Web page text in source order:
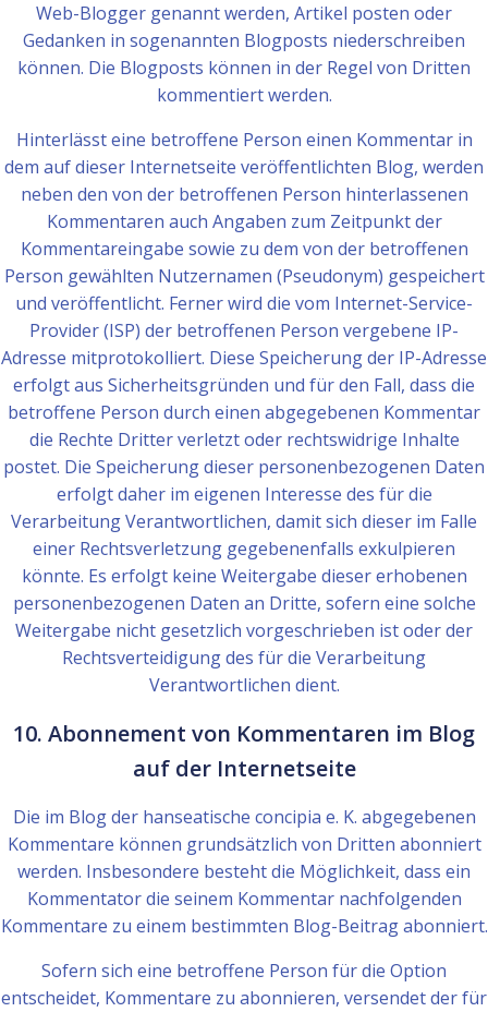
Web-Blogger genannt werden, Artikel posten oder
Gedanken in sogenannten Blogposts niederschreiben
können. Die Blogposts können in der Regel von Dritten
kommentiert werden.
Hinterlässt eine betroffene Person einen Kommentar in
dem auf dieser Internetseite veröffentlichten Blog, werden
neben den von der betroffenen Person hinterlassenen
Kommentaren auch Angaben zum Zeitpunkt der
Kommentareingabe sowie zu dem von der betroffenen
Person gewählten Nutzernamen (Pseudonym) gespeichert
und veröffentlicht. Ferner wird die vom Internet-Service-
Provider (ISP) der betroffenen Person vergebene IP-
Adresse mitprotokolliert. Diese Speicherung der IP-Adresse
erfolgt aus Sicherheitsgründen und für den Fall, dass die
betroffene Person durch einen abgegebenen Kommentar
die Rechte Dritter verletzt oder rechtswidrige Inhalte
postet. Die Speicherung dieser personenbezogenen Daten
erfolgt daher im eigenen Interesse des für die
Verarbeitung Verantwortlichen, damit sich dieser im Falle
einer Rechtsverletzung gegebenenfalls exkulpieren
könnte. Es erfolgt keine Weitergabe dieser erhobenen
personenbezogenen Daten an Dritte, sofern eine solche
Weitergabe nicht gesetzlich vorgeschrieben ist oder der
Rechtsverteidigung des für die Verarbeitung
Verantwortlichen dient.
10. Abonnement von Kommentaren im Blog
auf der Internetseite
Die im Blog der hanseatische concipia e. K. abgegebenen
Kommentare können grundsätzlich von Dritten abonniert
werden. Insbesondere besteht die Möglichkeit, dass ein
Kommentator die seinem Kommentar nachfolgenden
Kommentare zu einem bestimmten Blog-Beitrag abonniert.
Sofern sich eine betroffene Person für die Option
entscheidet, Kommentare zu abonnieren, versendet der für